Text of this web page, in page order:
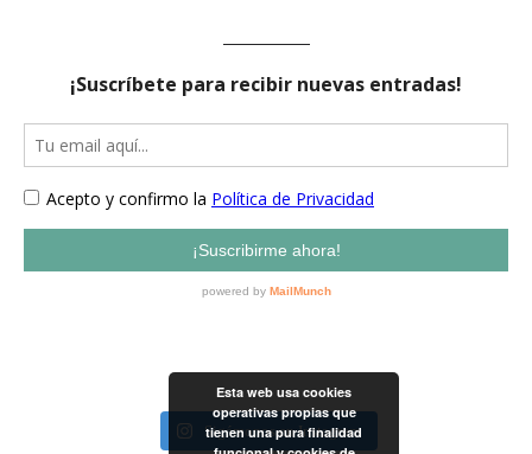
Sigámonos en Instagram
Esta web usa cookies
operativas propias que
tienen una pura finalidad